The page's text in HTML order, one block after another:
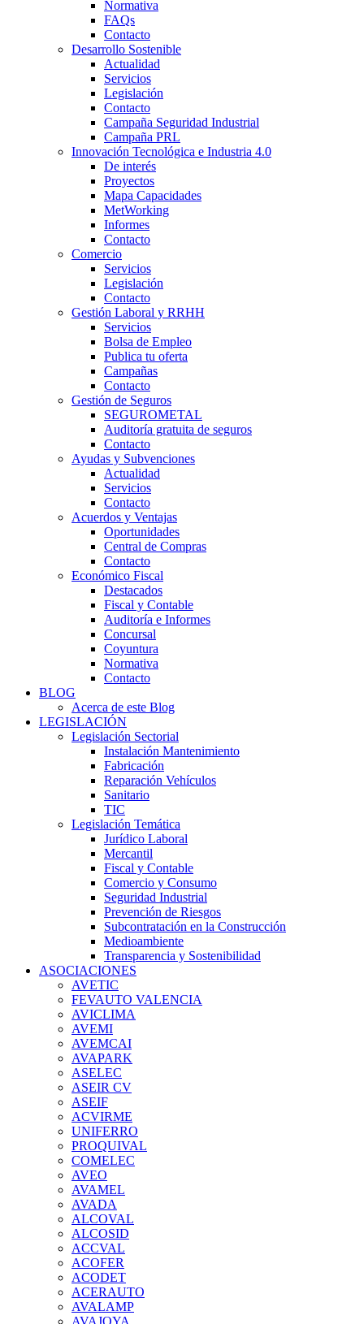
Normativa
FAQs
Contacto
Desarrollo Sostenible
Actualidad
Servicios
Legislación
Contacto
Campaña Seguridad Industrial
Campaña PRL
Innovación Tecnológica e Industria 4.0
De interés
Proyectos
Mapa Capacidades
MetWorking
Informes
Contacto
Comercio
Servicios
Legislación
Contacto
Gestión Laboral y RRHH
Servicios
Bolsa de Empleo
Publica tu oferta
Campañas
Contacto
Gestión de Seguros
SEGUROMETAL
Auditoría gratuita de seguros
Contacto
Ayudas y Subvenciones
Actualidad
Servicios
Contacto
Acuerdos y Ventajas
Oportunidades
Central de Compras
Contacto
Económico Fiscal
Destacados
Fiscal y Contable
Auditoría e Informes
Concursal
Coyuntura
Normativa
Contacto
BLOG
Acerca de este Blog
LEGISLACIÓN
Legislación Sectorial
Instalación Mantenimiento
Fabricación
Reparación Vehículos
Sanitario
TIC
Legislación Temática
Jurídico Laboral
Mercantil
Fiscal y Contable
Comercio y Consumo
Seguridad Industrial
Prevención de Riesgos
Subcontratación en la Construcción
Medioambiente
Transparencia y Sostenibilidad
ASOCIACIONES
AVETIC
FEVAUTO VALENCIA
AVICLIMA
AVEMI
AVEMCAI
AVAPARK
ASELEC
ASEIR CV
ASEIF
ACVIRME
UNIFERRO
PROQUIVAL
COMELEC
AVEO
AVAMEL
AVADA
ALCOVAL
ALCOSID
ACCVAL
ACOFER
ACODET
ACERAUTO
AVALAMP
AVAJOYA